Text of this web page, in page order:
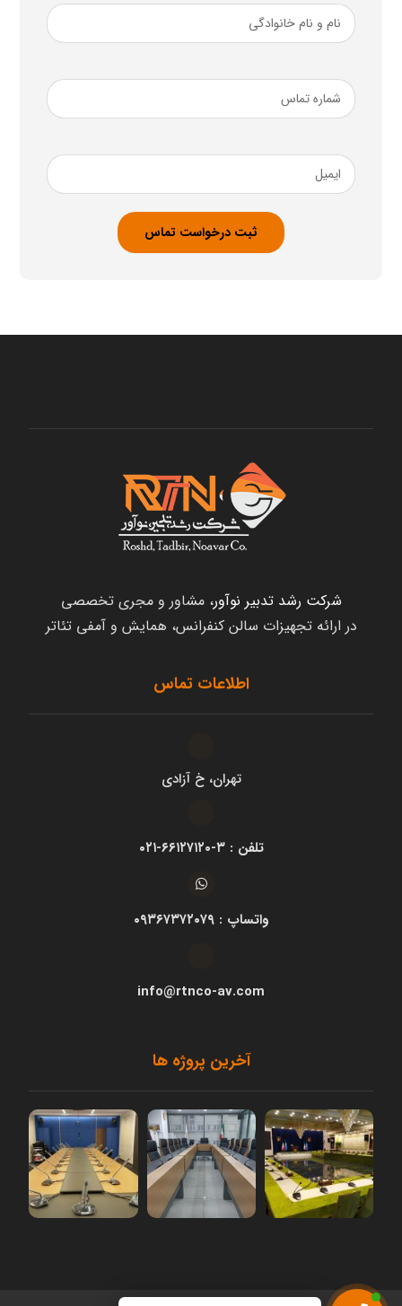
نام
و
شماره
تماسضروری
ایمیل
شرکت رشد تدبیر نوآور، مشاور و مجری تخصصی
در ارائه تجهیزات سالن کنفرانس، همایش و آمفی تئاتر
اطلاعات تماس
تهران، خ آزادی
تلفن : ۳-۶۶۱۲۷۱۲۰-۰۲۱
واتساپ : ۰۹۳۶۷۳۷۲۰۷۹
info@rtnco-av.com
آخرین پروژه ها